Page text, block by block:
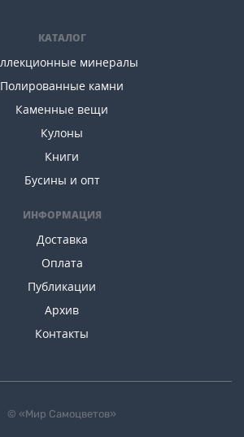
КАТАЛОГ
минералы
Полированные камни
Каменные вещи
Кулоны
Книги
Бусины и опт
ИНФОРМАЦИЯ
Доставка
Оплата
Публикации
Архив
Контакты
© «Мир Самоцветов»